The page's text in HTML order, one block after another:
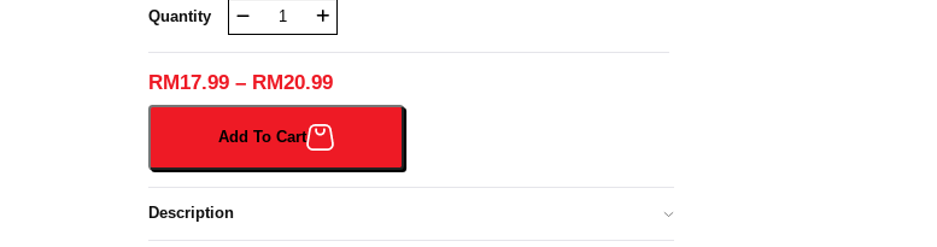
Quantity
NBR
TUDUNG
DARK
BLUE
(064B#)
RM 17.99 – RM20.99
Add To Cart
Description